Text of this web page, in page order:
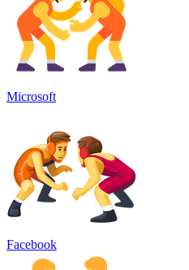
Microsoft
Facebook